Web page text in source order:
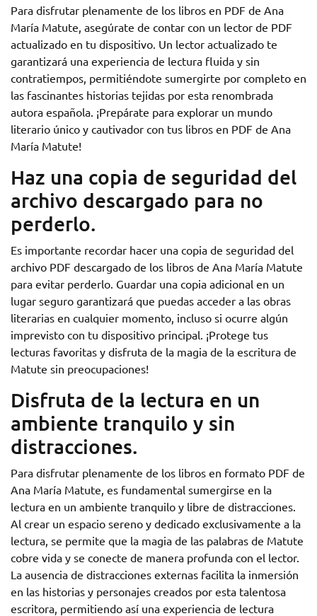
Para disfrutar plenamente de los libros en PDF de Ana
María Matute, asegúrate de contar con un lector de PDF
actualizado en tu dispositivo. Un lector actualizado te
garantizará una experiencia de lectura fluida y sin
contratiempos, permitiéndote sumergirte por completo en
las fascinantes historias tejidas por esta renombrada
autora española. ¡Prepárate para explorar un mundo
literario único y cautivador con tus libros en PDF de Ana
María Matute!
Haz una copia de seguridad del
archivo descargado para no
perderlo.
Es importante recordar hacer una copia de seguridad del
archivo PDF descargado de los libros de Ana María Matute
para evitar perderlo. Guardar una copia adicional en un
lugar seguro garantizará que puedas acceder a las obras
literarias en cualquier momento, incluso si ocurre algún
imprevisto con tu dispositivo principal. ¡Protege tus
lecturas favoritas y disfruta de la magia de la escritura de
Matute sin preocupaciones!
Disfruta de la lectura en un
ambiente tranquilo y sin
distracciones.
Para disfrutar plenamente de los libros en formato PDF de
Ana María Matute, es fundamental sumergirse en la
lectura en un ambiente tranquilo y libre de distracciones.
Al crear un espacio sereno y dedicado exclusivamente a la
lectura, se permite que la magia de las palabras de Matute
cobre vida y se conecte de manera profunda con el lector.
La ausencia de distracciones externas facilita la inmersión
en las historias y personajes creados por esta talentosa
escritora, permitiendo así una experiencia de lectura